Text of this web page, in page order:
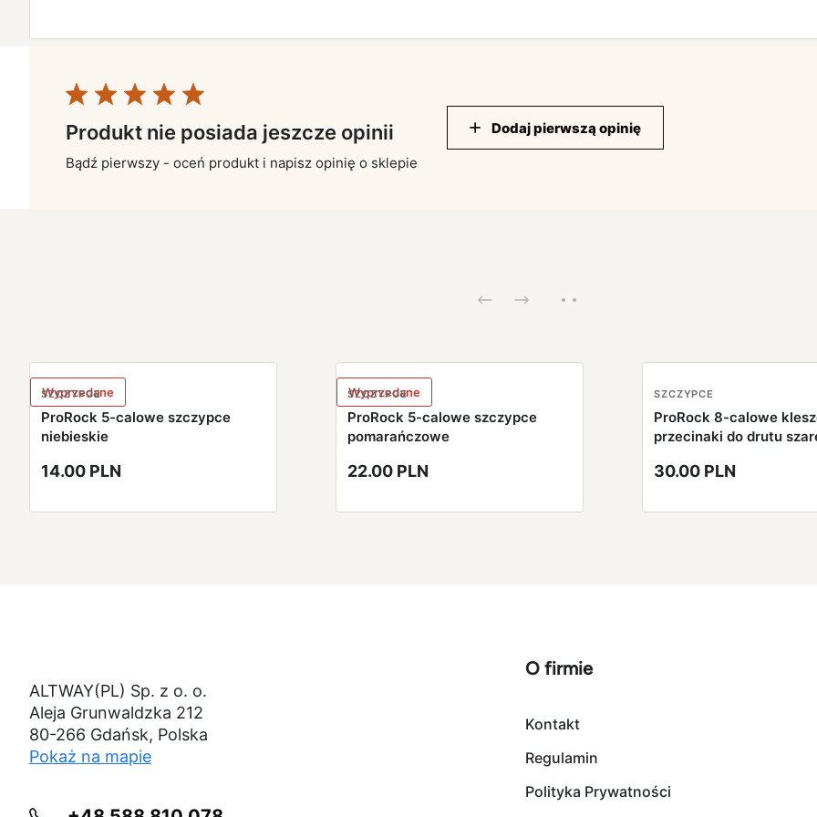
Produkt nie posiada jeszcze opinii
Bądź pierwszy - oceń produkt i napisz opinię o sklepie
Dodaj pierwszą opinię
Wyprzedane
SZCZYPCE
ProRock 5-calowe szczypce
niebieskie
14.00 PLN
Wyprzedane
SZCZYPCE
ProRock 5-calowe szczypce
pomarańczowe
22.00 PLN
SZCZYPCE
ProRock 8-calowe
przecinaki do drutu
30.00 PLN
ALTWAY(PL) Sp. z o. o.
Aleja Grunwaldzka 212
80-266 Gdańsk, Polska
Pokaż na mapie
O firmie
Kontakt
Regulamin
Polityka Prywatności